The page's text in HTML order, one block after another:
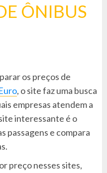
ÔNIBUS
os preços de
, o site faz uma busca
empresas atendem a
interessante é o
passagens e compara
preço nesses sites,